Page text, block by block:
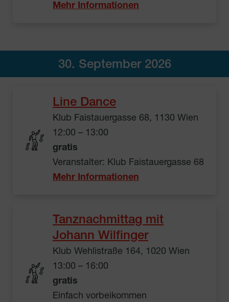
Mehr Informationen
30. September 2026
Line Dance
Klub Faistauergasse 68, 1130 Wien
12:00 – 13:00
gratis
Veranstalter: Klub Faistauergasse 68
Mehr Informationen
Tanznachmittag mit
Johann Wilfinger
Klub Wehlistraße 164, 1020 Wien
13:00 – 16:00
gratis
Einfach vorbeikommen